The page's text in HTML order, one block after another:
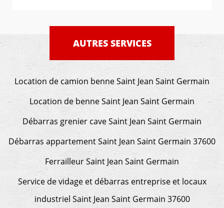
AUTRES SERVICES
Location de camion benne Saint Jean Saint Germain
Location de benne Saint Jean Saint Germain
Débarras grenier cave Saint Jean Saint Germain
Débarras appartement Saint Jean Saint Germain 37600
Ferrailleur Saint Jean Saint Germain
Service de vidage et débarras entreprise et locaux
industriel Saint Jean Saint Germain 37600